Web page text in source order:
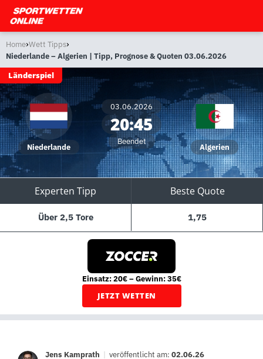
Home›Wett Tipps›
Niederlande – Algerien | Tipp, Prognose & Quoten 03.06.2026
Länderspiel
Niederlande
03.06.2026
20:45
Beendet
Algerien
Experten Tipp Beste Quote
Über 2,5 Tore 1,75
Einsatz: 20€ – Gewinn: 35€
JETZT WETTEN
Jens Kamprath | veröffentlicht am: 02.06.26